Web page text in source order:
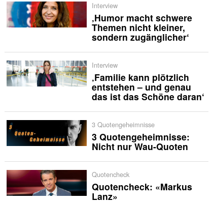
Interview
‚Humor macht schwere
Themen nicht kleiner,
sondern zugänglicher‘
Interview
‚Familie kann plötzlich
entstehen – und genau
das ist das Schöne daran‘
3 Quotengeheimnisse
3 Quotengeheimnisse:
Nicht nur Wau-Quoten
Quotencheck
Quotencheck: «Markus
Lanz»